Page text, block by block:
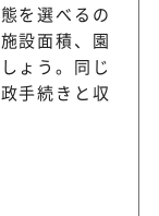
を選べるの
設面積、園
ょう。同じ
手続きと収